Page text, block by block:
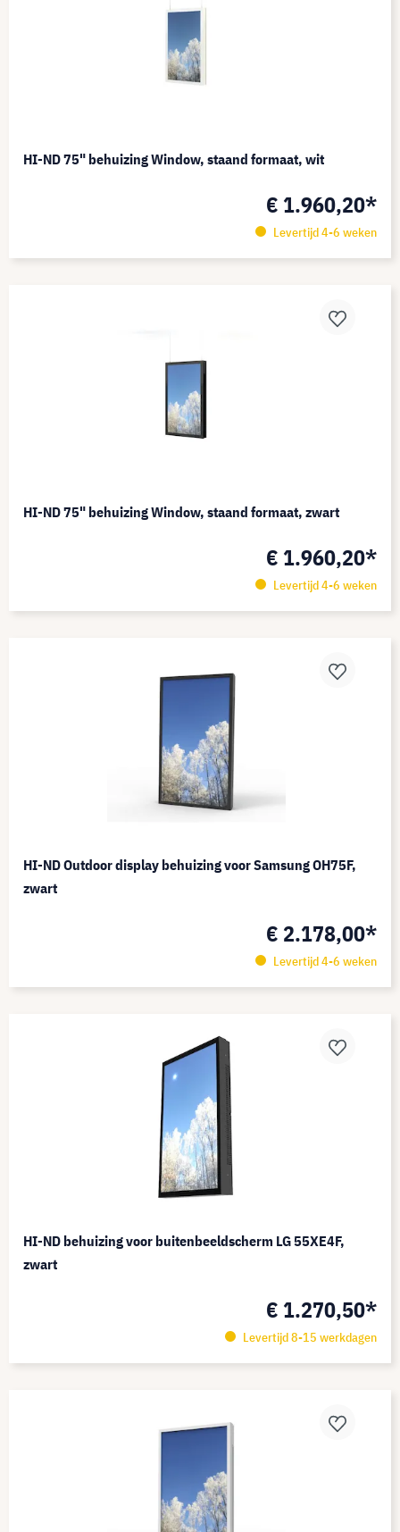
HI-ND 75" behuizing Window, staand formaat, wit
€ 1.960,20*
Levertijd 4-6 weken
HI-ND 75" behuizing Window, staand formaat, zwart
€ 1.960,20*
Levertijd 4-6 weken
HI-ND Outdoor display behuizing voor Samsung OH75F,
zwart
€ 2.178,00*
Levertijd 4-6 weken
HI-ND behuizing voor buitenbeeldscherm LG 55XE4F,
zwart
€ 1.270,50*
Levertijd 8-15 werkdagen